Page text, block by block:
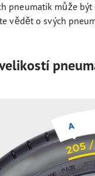
pneumatik může
vědět o svých